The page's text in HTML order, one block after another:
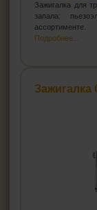
Зажигалка для
запала:
ассортименте.
Подробнее...
Зажигалка